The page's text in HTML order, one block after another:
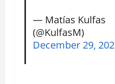
— Matías Kulfas
(@KulfasM)
December 29,